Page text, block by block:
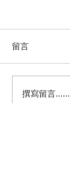
留言
撰寫留言......